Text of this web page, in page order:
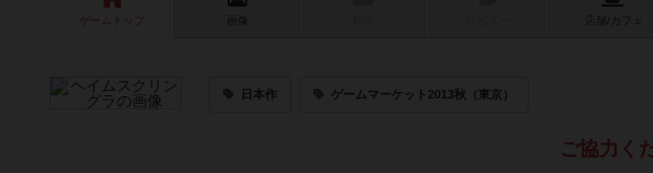
ゲーム 画像 店舗/ カフェ
日本作 ゲームマーケット2013秋（東京）
ご協力く